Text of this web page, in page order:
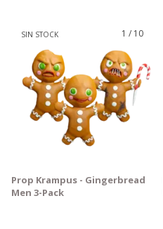
1 / 10
SIN STOCK
Prop Krampus - Gingerbread
Men 3-Pack